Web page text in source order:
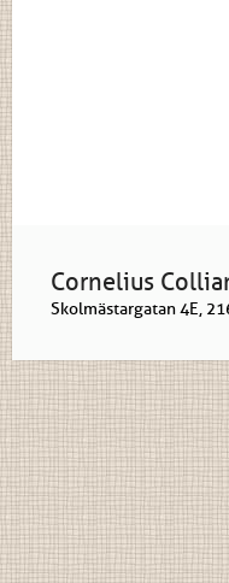
Cornelius
Skolmästargatan 4E,